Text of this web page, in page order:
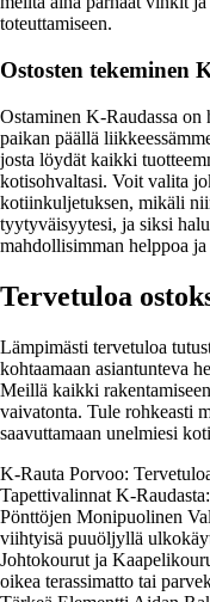
toteuttamiseen.
Ostosten tekeminen
Ostaminen K-Raudassa on
paikan päällä
josta löydät kaikki
kotisohvaltasi. Voit valita
kotiinkuljetuksen, mikäli
tyytyväisyytesi, ja siksi
mahdollisimman helppoa ja
Tervetuloa
Lämpimästi tervetuloa
kohtaamaan asiantunteva
Meillä kaikki
vaivatonta. Tule rohkeasti
saavuttamaan unelmiesi
K-Rauta Porvoo:
Tapettivalinnat K-
Pönttöjen Monipuolinen
viihtyisä puuöljyllä
Johtokourut ja
oikea terassimatto tai